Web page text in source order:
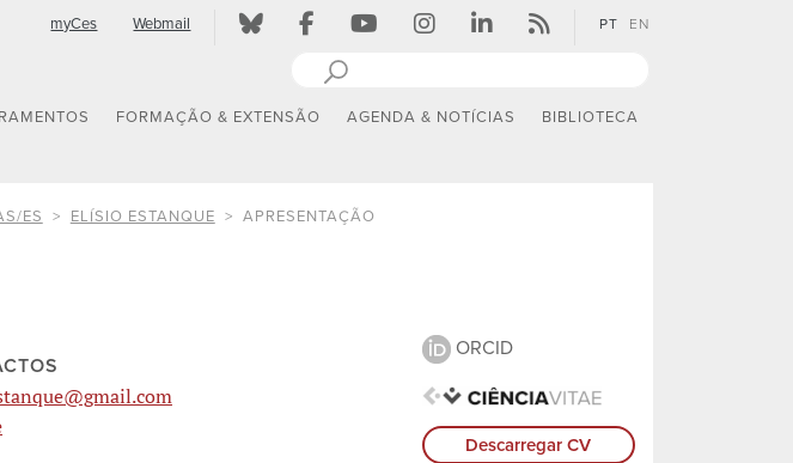
myCes Webmail PT EN
FORMAÇÃO & EXTENSÃO AGENDA & NOTÍCIAS BIBLIOTECA
ES ELÍSIO ESTANQUE APRESENTAÇÃO
ORCID
Descarregar CV